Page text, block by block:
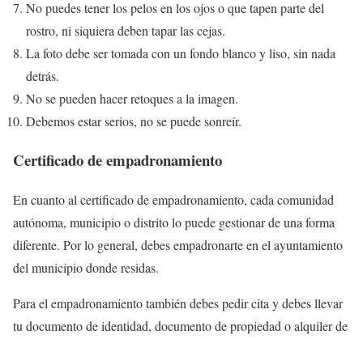
No puedes tener los pelos en los ojos o que tapen parte del
rostro, ni siquiera deben tapar las cejas.
La foto debe ser tomada con un fondo blanco y liso, sin nada
detrás.
No se pueden hacer retoques a la imagen.
Debemos estar serios, no se puede sonreír.
Certificado de empadronamiento
En cuanto al certificado de empadronamiento, cada comunidad
autónoma, municipio o distrito lo puede gestionar de una forma
diferente. Por lo general, debes empadronarte en el ayuntamiento
del municipio donde residas.
Para el empadronamiento también debes pedir cita y debes llevar
tu documento de identidad, documento de propiedad o alquiler de